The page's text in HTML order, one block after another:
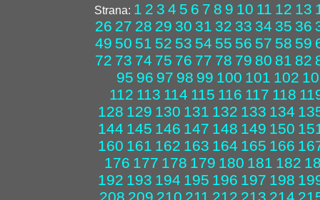
Strana: 1 2 3 4 5 6 7 8 9 10 11 12 13
26 27 28 29 30 31 32 33 34 35 36
49 50 51 52 53 54 55 56 57 58 59
72 73 74 75 76 77 78 79 80 81 82
95 96 97 98 99 100 101 102
112 113 114 115 116 117 118
128 129 130 131 132 133 134
144 145 146 147 148 149 150
160 161 162 163 164 165 166
176 177 178 179 180 181 182
192 193 194 195 196 197 198